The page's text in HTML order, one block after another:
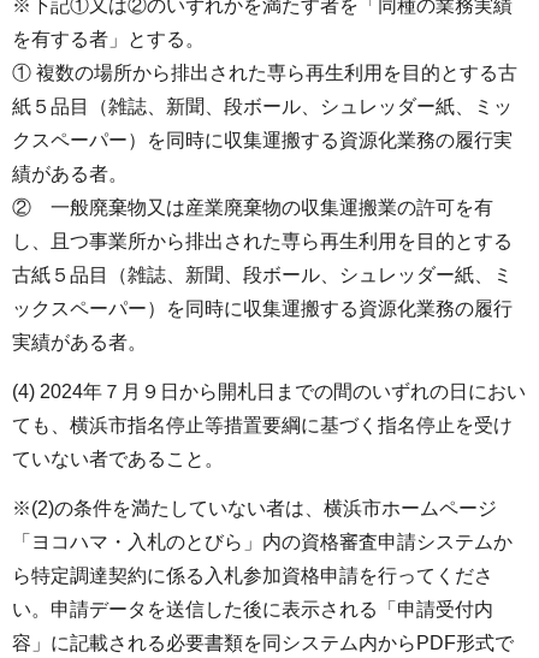
※下記①又は②のいずれかを満たす者を「同種の業務実績
を有する者」とする。
① 複数の場所から排出された専ら再生利用を目的とする古
紙５品目（雑誌、新聞、段ボール、シュレッダー紙、ミッ
クスペーパー）を同時に収集運搬する資源化業務の履行実
績がある者。
② 一般廃棄物又は産業廃棄物の収集運搬業の許可を有
し、且つ事業所から排出された専ら再生利用を目的とする
古紙５品目（雑誌、新聞、段ボール、シュレッダー紙、ミ
ックスペーパー）を同時に収集運搬する資源化業務の履行
実績がある者。
(4) 2024年７月９日から開札日までの間のいずれの日におい
ても、横浜市指名停止等措置要綱に基づく指名停止を受け
ていない者であること。
※(2)の条件を満たしていない者は、横浜市ホームページ
「ヨコハマ・入札のとびら」内の資格審査申請システムか
ら特定調達契約に係る入札参加資格申請を行ってくださ
い。申請データを送信した後に表示される「申請受付内
容」に記載される必要書類を同システム内からPDF形式で